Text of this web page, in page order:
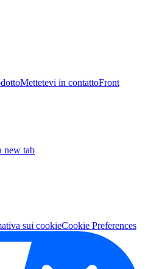
Mettetevi in contattoFront
new tab
sui cookieCookie Preferences